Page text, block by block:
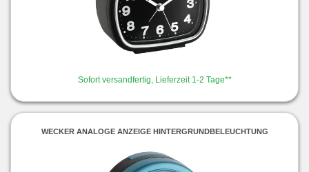
Sofort versandfertig, Lieferzeit 1-2 Tage**
WECKER ANALOGE ANZEIGE HINTERGRUNDBELEUCHTUNG